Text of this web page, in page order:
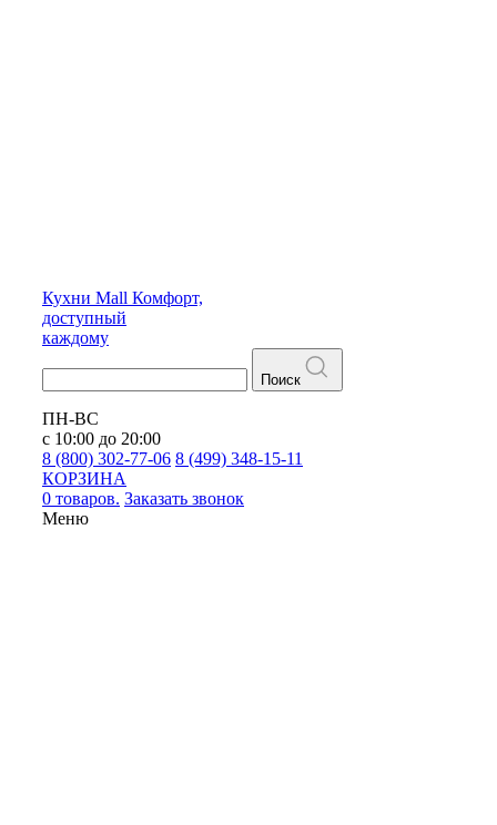
Кухни Mall Комфорт,
доступный
каждому
Поиск
ПН-ВС
с 10:00 до 20:00
8 (800) 302-77-06 8 (499) 348-15-11
КОРЗИНА
0 товаров. Заказать звонок
Меню